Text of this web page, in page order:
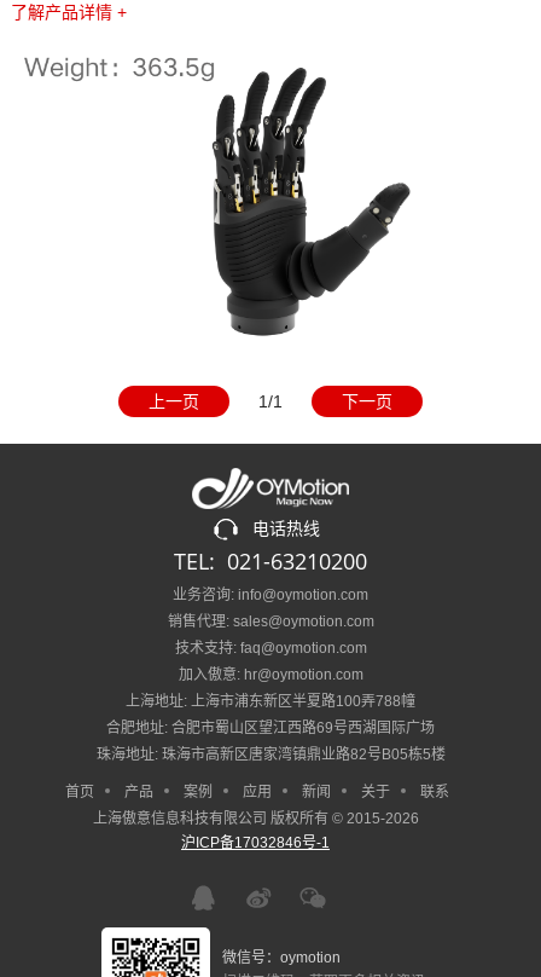
了解产品详情 +
上一页 1/1 下一页
电话热线
TEL: 021-63210200
业务咨询: info@oymotion.com
销售代理: sales@oymotion.com
技术支持: faq@oymotion.com
加入傲意: hr@oymotion.com
上海地址: 上海市浦东新区半夏路100弄788幢
合肥地址: 合肥市蜀山区望江西路69号西湖国际广场
珠海地址: 珠海市高新区唐家湾镇鼎业路82号B05栋5楼
首页 产品 案例 应用 新闻 关于
联系
上海傲意信息科技有限公司 版权所有 © 2015-2026
沪ICP备17032846号-1
微信号：oymotion